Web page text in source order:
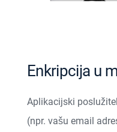
Enkripcija u
Aplikacijski
(npr. vašu email